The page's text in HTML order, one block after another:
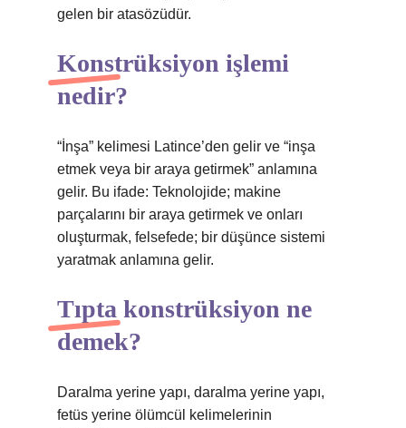
gelen bir atasözüdür.
Konstrüksiyon işlemi
nedir?
“İnşa” kelimesi Latince’den gelir ve “inşa
etmek veya bir araya getirmek” anlamına
gelir. Bu ifade: Teknolojide; makine
parçalarını bir araya getirmek ve onları
oluşturmak, felsefede; bir düşünce sistemi
yaratmak anlamına gelir.
Tıpta konstrüksiyon ne
demek?
Daralma yerine yapı, daralma yerine yapı,
fetüs yerine ölümcül kelimelerinin